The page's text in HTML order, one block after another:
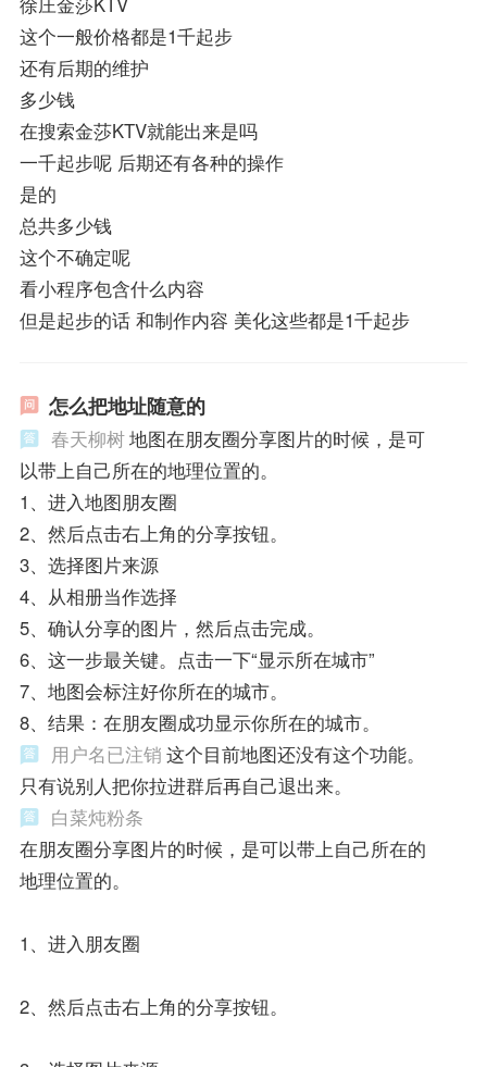
这个一般价格都是1千起步
还有后期的维护
多少钱
在搜索金莎KTV就能出来是吗
一千起步呢 后期还有各种的操作
是的
总共多少钱
这个不确定呢
看小程序包含什么内容
但是起步的话 和制作内容 美化这些都是1千起步
怎么把地址随意的
春天柳树地图在朋友圈分享图片的时候，是可
以带上自己所在的地理位置的。
1、进入地图朋友圈
2、然后点击右上角的分享按钮。
3、选择图片来源
4、从相册当作选择
5、确认分享的图片，然后点击完成。
6、这一步最关键。点击一下“显示所在城市”
7、地图会标注好你所在的城市。
8、结果：在朋友圈成功显示你所在的城市。
用户名已注销 这个目前地图还没有这个功能。
只有说别人把你拉进群后再自己退出来。
白菜炖粉条
在朋友圈分享图片的时候，是可以带上自己所在的
地理位置的。
1、进入朋友圈
2、然后点击右上角的分享按钮。